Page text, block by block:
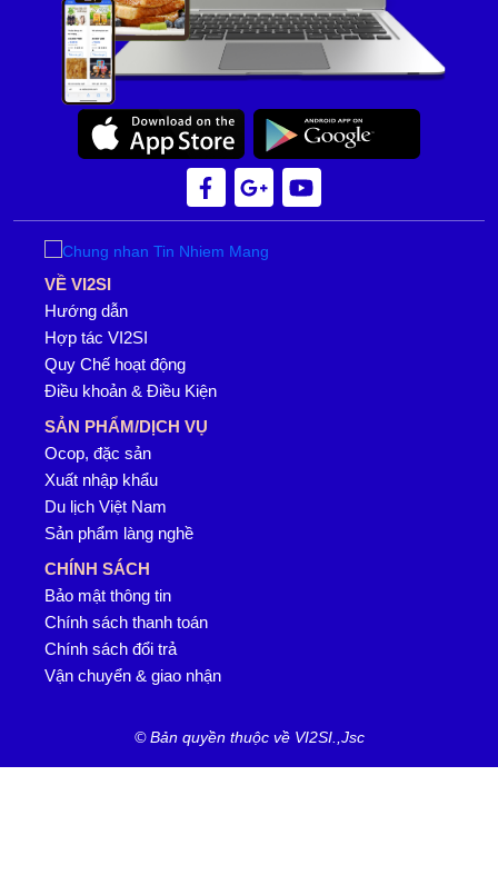
VỀ VI2SI
Hướng dẫn
Hợp tác VI2SI
Quy Chế hoạt động
Điều khoản & Điều Kiện
SẢN PHẨM/DỊCH VỤ
Ocop, đặc sản
Xuất nhập khẩu
Du lịch Việt Nam
Sản phẩm làng nghề
CHÍNH SÁCH
Bảo mật thông tin
Chính sách thanh toán
Chính sách đổi trả
Vận chuyển & giao nhận
© Bản quyền thuộc về VI2SI.,Jsc